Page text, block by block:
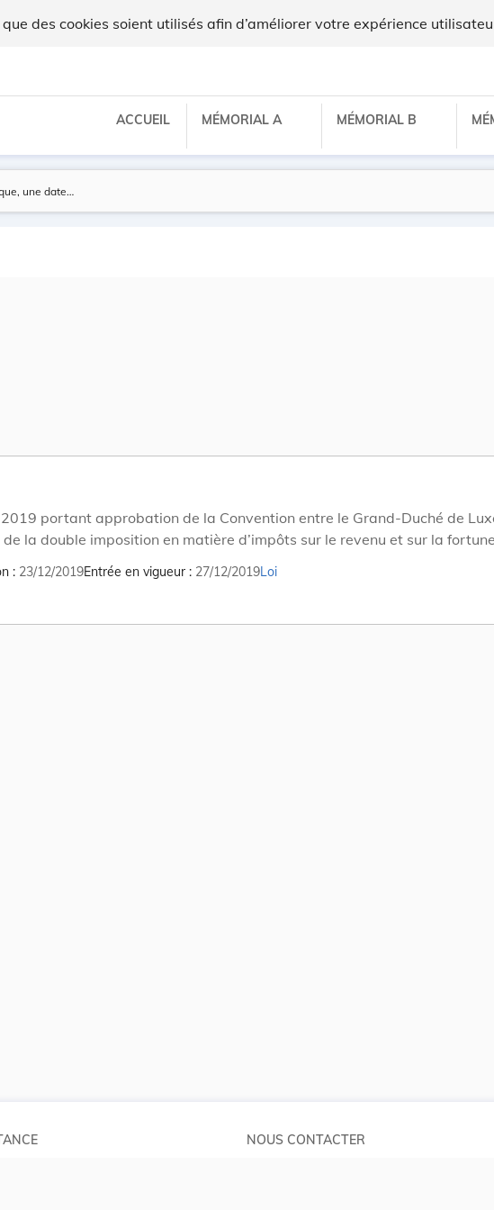
des cookies soient utilisés afin d’améliorer votre expérience
ACCUEIL MÉMORIAL A MÉMORIAL B
portant approbation de la Convention entre le Grand-Duché de
la double imposition en matière d’impôts sur le revenu et sur la
et du Protocole y relatif, faits à Washington, le 13 avril 2019.
23/12/2019Entrée en vigueur 27/12/2019Loi
NOUS CONTACTER